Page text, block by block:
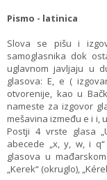
Pismo - latinica
Slova se pišu i
samoglasnika dok
uglavnom javljaju u
glasova: E, e (
otvorenije, kao u
nameste za izgovor
mešavina između e i i,
Postji 4 vrste glasa
abecede „x, y, w, i
glasova u
„Kerek“ (okruglo),